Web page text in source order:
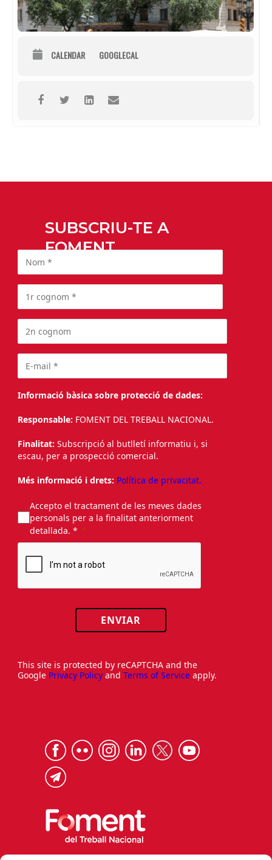
CALENDAR GOOGLECAL
SUBSCRIU-TE A
FOMENT
Informació bàsica sobre protecció de dades:
Responsable: FOMENT DEL TREBALL NACIONAL.
Finalitat: Subscripció al butlletí informatiu i, si
escau, per a prospecció comercial.
Més informació i drets: Política de privacitat.
Accepto el tractament de les meves dades
personals per a la finalitat anteriorment
detallada. *
ENVIAR
This site is protected by reCAPTCHA and the
Google Privacy Policy and Terms of Service apply.